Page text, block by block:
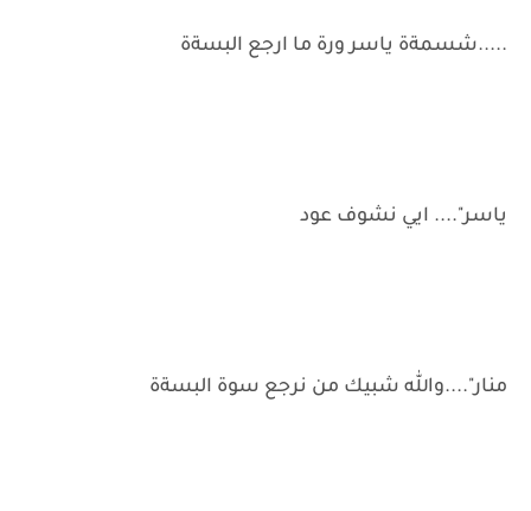
.....شسمةة ياسر ورة ما ارجع البسةة
ياسر".... ايي نشوف عود
منار"....والله شبيك من نرجع سوة البسةة